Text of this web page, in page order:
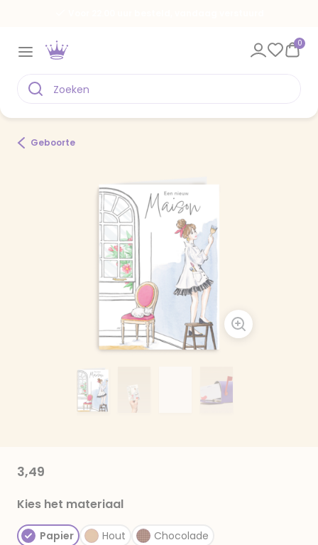
0
Geboorte
3,49
Kies het materiaal
Papier Hout Chocolade